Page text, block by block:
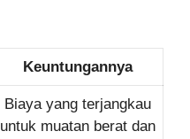
Keuntungannya
Biaya yang terjangkau
untuk muatan berat dan